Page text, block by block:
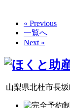
« Previous
一覧へ
Next »
山梨県北杜市長